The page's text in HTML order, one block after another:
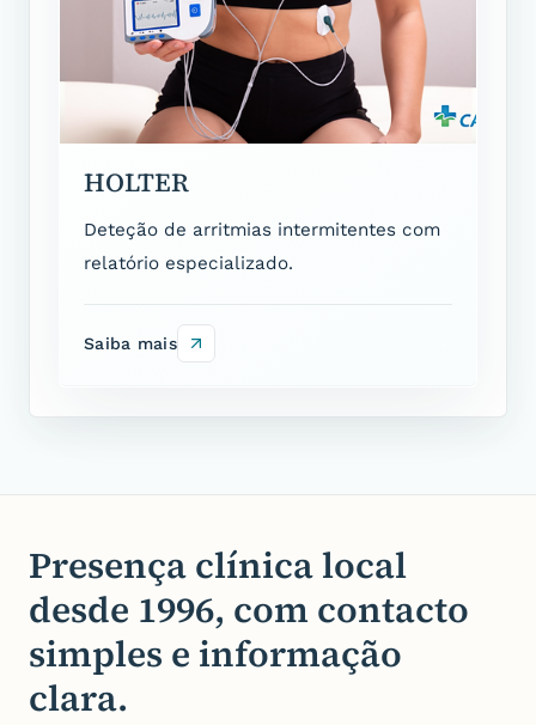
HOLTER
Deteção de arritmias intermitentes com
relatório especializado.
Saiba mais
Presença clínica local
desde 1996, com contacto
simples e informação
clara.